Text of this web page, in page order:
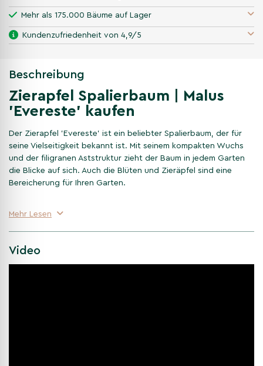
Mehr als 175.000 Bäume auf Lager
Kundenzufriedenheit von 4,9/5
Beschreibung
Zierapfel Spalierbaum | Malus
'Evereste' kaufen
Der Zierapfel 'Evereste' ist ein beliebter Spalierbaum, der für
seine Vielseitigkeit bekannt ist. Mit seinem kompakten Wuchs
und der filigranen Aststruktur zieht der Baum in jedem Garten
die Blicke auf sich. Auch die Blüten und Zieräpfel sind eine
Bereicherung für Ihren Garten.
Die Blüten der Malus 'Evereste'
Blütenparadies. Der Baum ist dann mit kleinen, weiß-rosa
Blüten bedeckt, die einen dezenten Duft verströmen und
Mehr Lesen
Video